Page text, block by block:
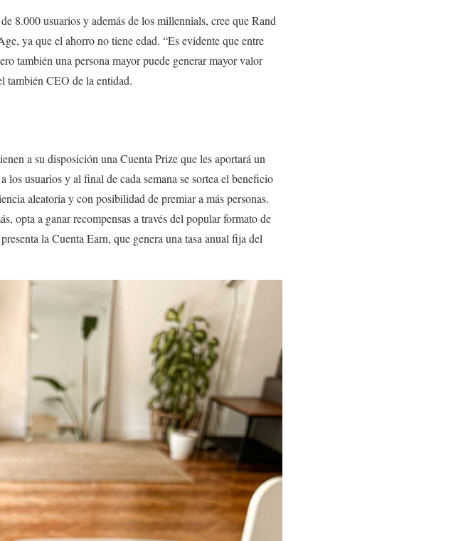
8.000 usuarios y además de los millennials, cree que Rand
ya que el ahorro no tiene edad. “Es evidente que entre
también una persona mayor puede generar mayor valor
también CEO de la entidad.
a su disposición una Cuenta Prize que les aportará un
usuarios y al final de cada semana se sortea el beneficio
aleatoria y con posibilidad de premiar a más personas.
opta a ganar recompensas a través del popular formato de
la Cuenta Earn, que genera una tasa anual fija del